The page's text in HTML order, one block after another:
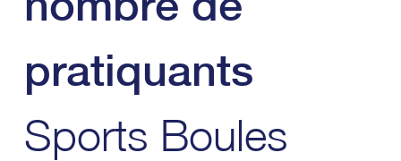
pratiquants
Sports Boules